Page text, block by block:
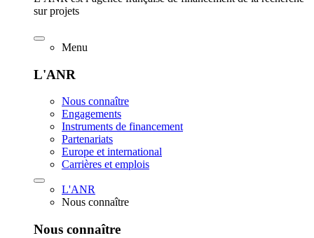
sur projets
Menu
L'ANR
Nous connaître
Engagements
Instruments de financement
Partenariats
Europe et international
Carrières et emplois
L'ANR
Nous connaître
Nous connaître